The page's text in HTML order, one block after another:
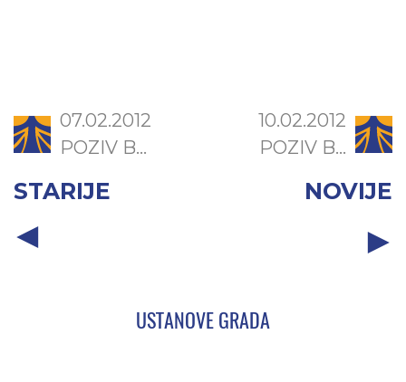
07.02.2012
POZIV B...
STARIJE
10.02.2012
POZIV B...
NOVIJE
USTANOVE GRADA